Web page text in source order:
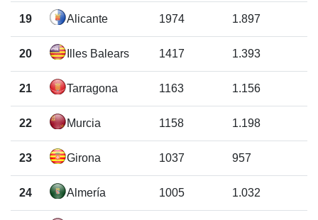
19 Alicante 1974 1.897
20 Illes Balears 1417 1.393
21 Tarragona 1163 1.156
22 Murcia 1158 1.198
23 Girona 1037 957
24 Almería 1005 1.032